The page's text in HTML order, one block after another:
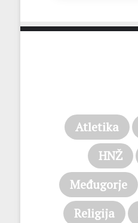
Atletika
HNŽ
Međugorje
Religija